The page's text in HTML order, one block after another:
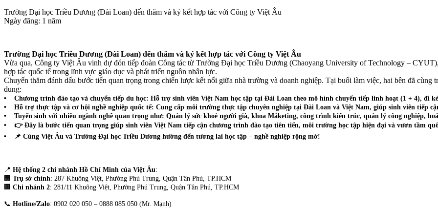
Trường Đại học Triều Dương (Đài Loan) đến thăm và ký kết hợp tác với Công ty Việt Âu
Ngày đăng: 1 năm
Trường Đại học Triều Dương (Đài Loan) đến thăm và ký kết hợp tác với Công ty Việt Âu
Vừa qua, Công ty Việt Âu vinh dự đón tiếp đoàn Công tác từ Trường Đại học Triều Dương (Chaoyang University of Technology –
hợp tác quốc tế trong lĩnh vực giáo dục và phát triển nguồn nhân lực.
Chuyến thăm đánh dấu bước tiến quan trọng trong chiến lược kết nối giữa nhà trường và doanh nghiệp. Tại buổi làm việc, hai bên đã cùng
dung:
• Chương trình đào tạo và chuyển tiếp du học: Hỗ trợ sinh viên Việt Nam học tập tại Đài Loan theo mô hình chuyển tiếp linh hoạt (1 + 4), đi
• Hỗ trợ thực tập và cơ hội nghề nghiệp quốc tế: Cung cấp môi trường thực tập chuyên nghiệp tại Đài Loan và Việt Nam, giúp sinh viên tiếp
• Tuyển sinh với nhiều ngành nghề quan trọng như: Quản lý sức khoẻ người già, khoa Mảketing, công trình kiến trúc, quản lý công nghiệp,
• 👉 Đây là bước tiến quan trọng giúp sinh viên Việt Nam tiếp cận chương trình đào tạo tiên tiến, môi trường học tập hiện đại và vươn tầm
• 📌 Cùng Việt Âu và Trường Đại học Triều Dương hướng đến tương lai học tập – nghề nghiệp rộng mở!
📍 Hệ thống 2 chi nhánh Hồ Chí Minh của Việt Âu:
🏢 Trụ sở chính: 287 Khuông Việt, Phường Phú Trung, Quận Tân Phú, TP.HCM
🏢 Chi nhánh 2: 281/11 Khuông Việt, Phường Phú Trung, Quận Tân Phú, TP.HCM
📞 Hotline/Zalo: 0902 020 050 – 0888 085 050 (Mr. Mạnh)